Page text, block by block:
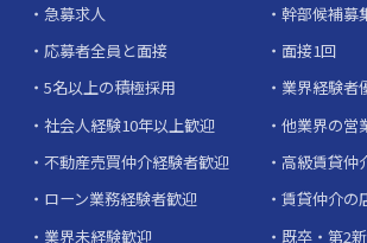
急募求人
幹部候補募
応募者全員と面接
面接1回
5名以上の積極採用
業界経験者
社会人経験10年以上歓迎
他業界の営
不動産売買仲介経験者歓迎
高級賃貸仲
ローン業務経験者歓迎
賃貸仲介の
業界未経験歓迎
既卒・第2